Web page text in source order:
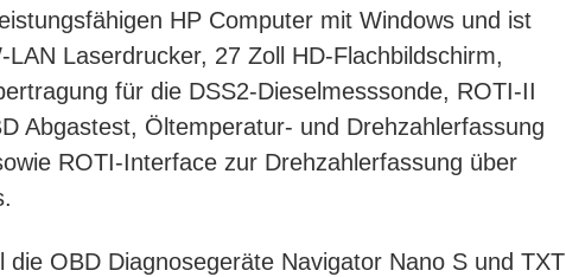
HP Computer mit Windows und ist
Laserdrucker, 27 Zoll HD-Flachbildschirm,
für die DSS2-Dieselmesssonde, ROTI-II
Abgastest, Öltemperatur- und Drehzahlerfassung
ROTI-Interface zur Drehzahlerfassung über
die OBD Diagnosegeräte Navigator Nano S und TXT